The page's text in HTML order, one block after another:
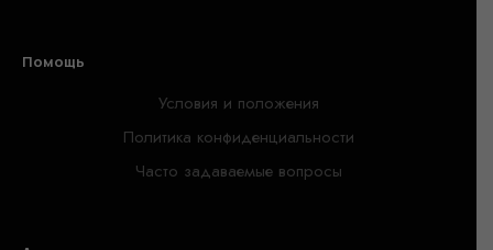
Помощь
Условия и положения
Политика конфиденциальности
Часто задаваемые вопросы